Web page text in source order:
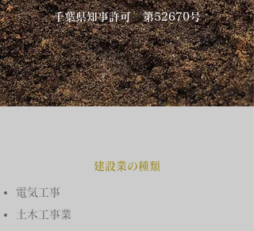
千葉県知事許可 第52670号
建設業の種類
電気工事
土木工事業